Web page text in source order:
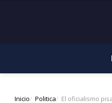
Inicio Politica El oficialismo